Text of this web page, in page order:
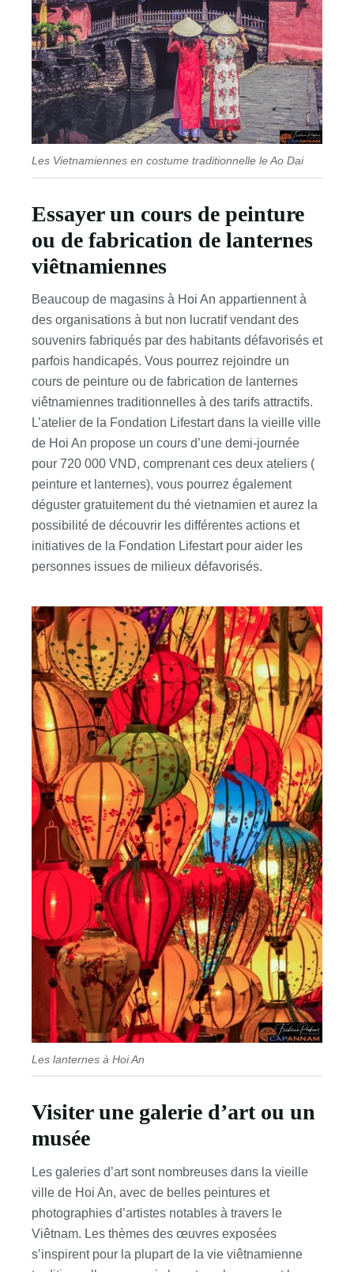
Les Vietnamiennes en costume traditionnelle le Ao Dai
Essayer un cours de peinture
ou de fabrication de lanternes
viêtnamiennes
Beaucoup de magasins à Hoi An appartiennent à
des organisations à but non lucratif vendant des
souvenirs fabriqués par des habitants défavorisés et
parfois handicapés. Vous pourrez rejoindre un
cours de peinture ou de fabrication de lanternes
viêtnamiennes traditionnelles à des tarifs attractifs.
L’atelier de la Fondation Lifestart dans la vieille ville
de Hoi An propose un cours d’une demi-journée
pour 720 000 VND, comprenant ces deux ateliers (
peinture et lanternes), vous pourrez également
déguster gratuitement du thé vietnamien et aurez la
possibilité de découvrir les différentes actions et
initiatives de la Fondation Lifestart pour aider les
personnes issues de milieux défavorisés.
Les lanternes à Hoi An
Visiter une galerie d’art ou un
musée
Les galeries d’art sont nombreuses dans la vieille
ville de Hoi An, avec de belles peintures et
photographies d’artistes notables à travers le
Viêtnam. Les thèmes des œuvres exposées
s’inspirent pour la plupart de la vie viêtnamienne